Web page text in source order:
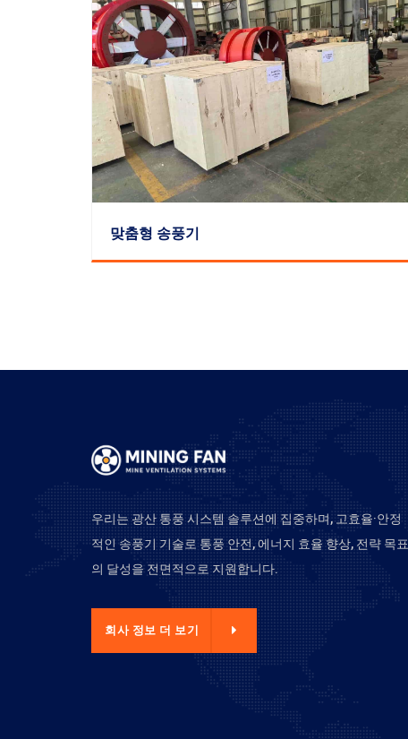
맞춤형 송풍기
우리는 광산 통풍 시스템 솔루션에 집중하며, 고효율·안정
적인 송풍기 기술로 통풍 안전, 에너지 효율 향상, 전략 목표
의 달성을 전면적으로 지원합니다.
회사 정보 더 보기